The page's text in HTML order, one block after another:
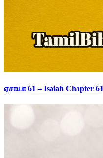
ஏசாயா 61 – Isaiah Chapter 61